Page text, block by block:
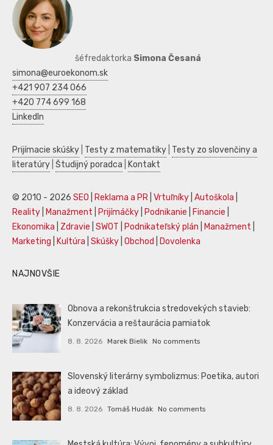
šéfredaktorka Simona Česaná
simona@euroekonom.sk
+421 907 234 066
+420 774 699 168
LinkedIn
Prijímacie skúšky Testy z matematiky Testy zo slovenčiny a
literatúry Študijný poradca Kontakt
© 2010 - 2026 SEO Reklama a PR Vrtuľníky Autoškola
Reality
Manažment Prijímáčky Podnikanie Financie
Ekonomika
Zdravie SWOT Podnikateľský plán Manažment
Marketing
Kultúra Skúšky Obchod Dovolenka
NAJNOVŠIE
Obnova a rekonštrukcia stredovekých stavieb:
Konzervácia a reštaurácia pamiatok
8. 8. 2026 Marek Bielik No comments
Slovenský literárny symbolizmus: Poetika, autori
a ideový základ
8. 8. 2026 Tomáš Hudák No comments